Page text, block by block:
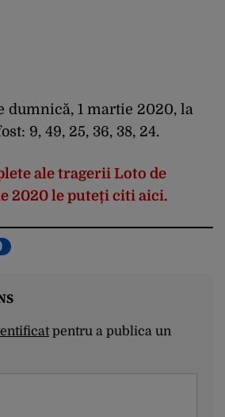
dumnică, 1 martie 2020, la
9, 49, 25, 36, 38, 24.
ale tragerii Loto de
2020 le puteți citi aici.
pentru a publica un